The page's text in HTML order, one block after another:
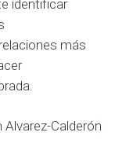
identificar
más
Alvarez-Calderón